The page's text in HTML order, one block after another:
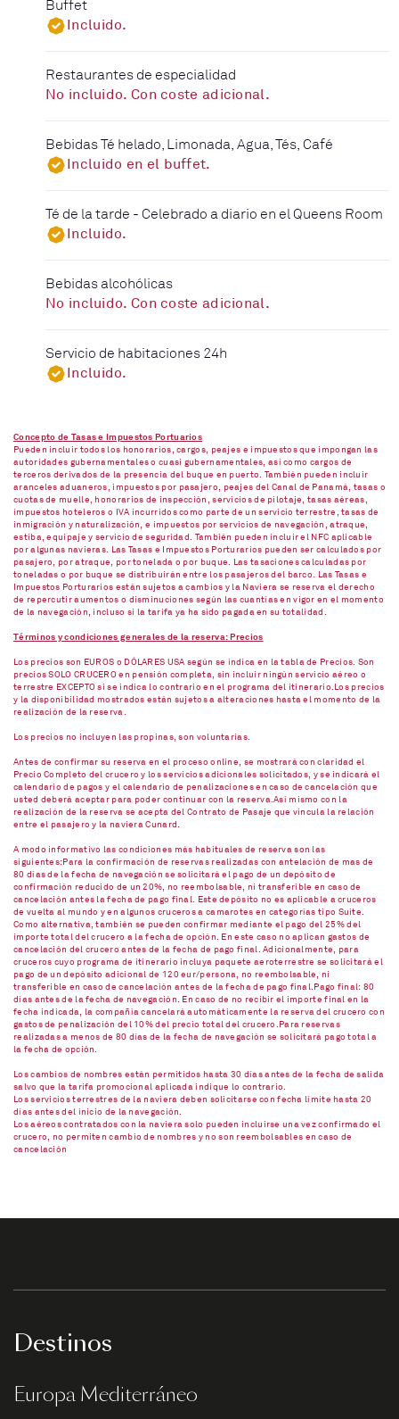
Buffet
Incluido.
Restaurantes de especialidad
No incluido. Con coste adicional.
Bebidas Té helado, Limonada, Agua, Tés, Café
Incluido en el buffet.
Té de la tarde - Celebrado a diario en el Queens Room
Incluido.
Bebidas alcohólicas
No incluido. Con coste adicional.
Servicio de habitaciones 24h
Incluido.
Concepto de Tasas e Impuestos Portuarios
Pueden incluir todos los honorarios, cargos, peajes e impuestos que impongan las
autoridades gubernamentales o cuasi gubernamentales, así como cargos de
terceros derivados de la presencia del buque en puerto. También pueden incluir
aranceles aduaneros, impuestos por pasajero, peajes del Canal de Panamá, tasas o
cuotas de muelle, honorarios de inspección, servicios de pilotaje, tasas aéreas,
impuestos hoteleros o IVA incurridos como parte de un servicio terrestre, tasas de
inmigración y naturalización, e impuestos por servicios de navegación, atraque,
estiba, equipaje y servicio de seguridad. También pueden incluir el NFC aplicable
por algunas navieras. Las Tasas e Impuestos Porturarios pueden ser calculados por
pasajero, por atraque, por tonelada o por buque. Las tasaciones calculadas por
toneladas o por buque se distribuirán entre los pasajeros del barco. Las Tasas e
Impuestos Porturarios están sujetos a cambios y la Naviera se reserva el derecho
de repercutir aumentos o disminuciones según las cuantías en vigor en el momento
de la navegación, incluso si la tarifa ya ha sido pagada en su totalidad.
Términos y condiciones generales de la reserva: Precios
Los precios son EUROS o DÓLARES USA según se indica en la tabla de Precios. Son
precios SOLO CRUCERO en pensión completa, sin incluir ningún servicio aéreo o
terrestre EXCEPTO si se indica lo contrario en el programa del itinerario.Los precios
y la disponibilidad mostrados están sujetos a alteraciones hasta el momento de la
realización de la reserva.
Los precios no incluyen las propinas, son voluntarias.
Antes de confirmar su reserva en el proceso online, se mostrará con claridad el
Precio Completo del crucero y los servicios adicionales solicitados, y se indicará el
calendario de pagos y el calendario de penalizaciones en caso de cancelación que
usted deberá aceptar para poder continuar con la reserva.Así mismo con la
realización de la reserva se acepta del Contrato de Pasaje que vincula la relación
entre el pasajero y la naviera Cunard.
A modo informativo las condiciones más habituales de reserva son las
siguientes:Para la confirmación de reservas realizadas con antelación de mas de
80 días de la fecha de navegación se solicitará el pago de un depósito de
confirmación reducido de un 20%, no reembolsable, ni transferible en caso de
cancelación antes la fecha de pago final. Este depósito no es aplicable a cruceros
de vuelta al mundo y en algunos cruceros a camarotes en categorías tipo Suite.
Como alternativa, también se pueden confirmar mediante el pago del 25% del
importe total del crucero a la fecha de opción. En este caso no aplican gastos de
cancelación del crucero antes de la fecha de pago final. Adicionalmente, para
cruceros cuyo programa de itinerario incluya paquete aeroterrestre se solicitará el
pago de un depósito adicional de 120 eur/persona, no reembolsable, ni
transferible en caso de cancelación antes de la fecha de pago final.Pago final: 80
días antes de la fecha de navegación. En caso de no recibir el importe final en la
fecha indicada, la compañía cancelará automáticamente la reserva del crucero con
gastos de penalización del 10% del precio total del crucero.Para reservas
realizadas a menos de 80 días de la fecha de navegación se solicitará pago total a
la fecha de opción.
Los cambios de nombres están permitidos hasta 30 días antes de la fecha de salida
salvo que la tarifa promocional aplicada indique lo contrario.
Los servicios terrestres de la naviera deben solicitarse con fecha límite hasta 20
días antes del inicio de la navegación.
Los aéreos contratados con la naviera solo pueden incluirse una vez confirmado el
crucero, no permiten cambio de nombres y no son reembolsables en caso de
cancelación
Destinos
Europa Mediterráneo